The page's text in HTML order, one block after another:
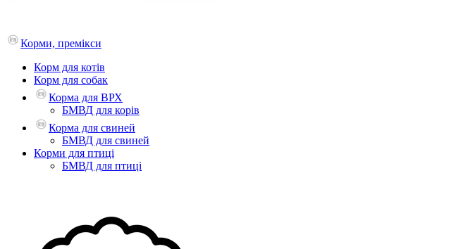
Корми, премікси
Корм для котів
Корм для собак
Корма для ВРХ
БМВД для корів
Корма для свиней
БМВД для свиней
Корми для птиці
БМВД для птиці